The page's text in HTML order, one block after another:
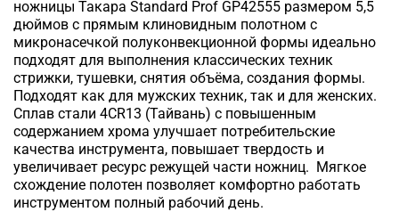
ножницы Такара Standard Prof GP42555 размером 5,5
дюймов с прямым клиновидным полотном с
микронасечкой полуконвекционной формы идеально
подходят для выполнения классических техник
стрижки, тушевки, снятия объёма, создания формы.
Подходят как для мужских техник, так и для женских.
Сплав стали 4CR13 (Тайвань) с повышенным
содержанием хрома улучшает потребительские
качества инструмента, повышает твердость и
увеличивает ресурс режущей части ножниц. Мягкое
схождение полотен позволяет комфортно работать
инструментом полный рабочий день.